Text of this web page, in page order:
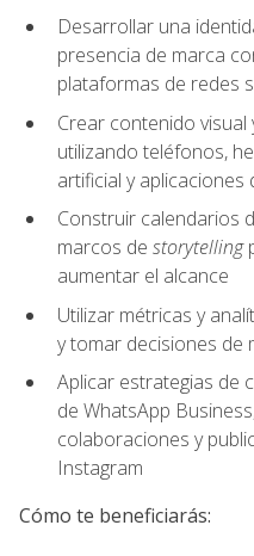
Desarrollar una
presencia de marca
plataformas de redes
Crear contenido visual
utilizando teléfonos,
artificial y aplicaciones
Construir calendarios
marcos de storytelling
aumentar el alcance
Utilizar métricas y
y tomar decisiones de
Aplicar estrategias de
de WhatsApp
colaboraciones y
Instagram
Cómo te beneficiarás: